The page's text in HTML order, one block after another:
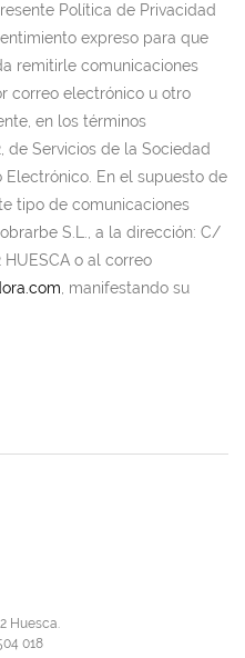
Política de Privacidad
expreso para que
remitirle comunicaciones
correo electrónico u otro
en los términos
Servicios de la Sociedad
En el supuesto de
tipo de comunicaciones
S.L., a la dirección: C/
o al correo
, manifestando su
Huesca.
018